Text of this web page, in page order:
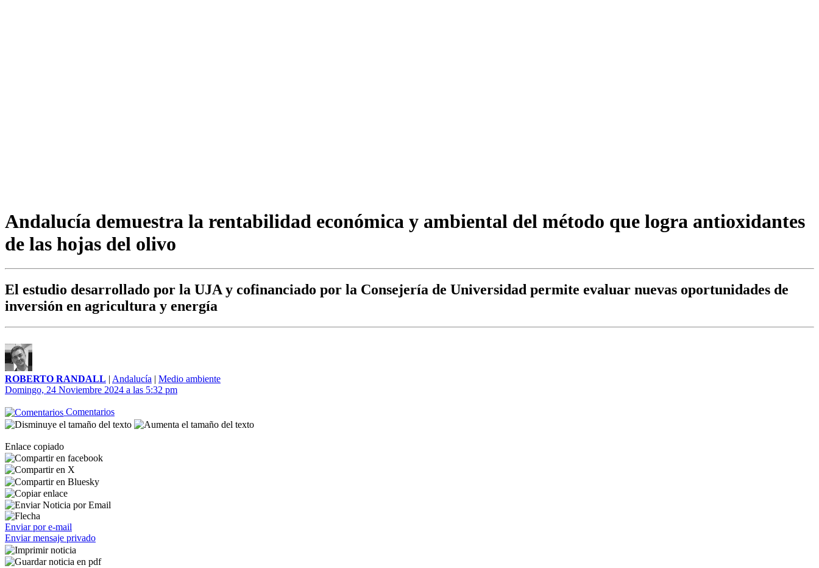
Andalucía demuestra la rentabilidad económica y ambiental del método que logra antioxidantes
de las hojas del olivo
El estudio desarrollado por la UJA y cofinanciado por la Consejería de Universidad permite evaluar nuevas oportunidades de
inversión en agricultura y energía
ROBERTO RANDALL | Andalucía | Medio ambiente
Domingo, 24 Noviembre 2024 a las 5:32 pm
Comentarios
Enlace copiado
Enviar por e-mail
Enviar mensaje privado